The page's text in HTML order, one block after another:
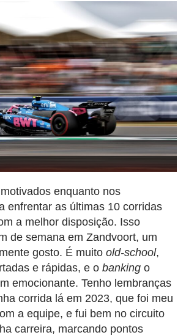
enquanto nos
enfrentar as últimas 10 corridas
a melhor disposição. Isso
de semana em Zandvoort, um
gosto. É muito old-school,
e rápidas, e o banking o
emocionante. Tenho lembranças
corrida lá em 2023, que foi meu
a equipe, e fui bem no circuito
carreira, marcando pontos